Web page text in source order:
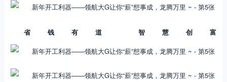
省钱有道 智慧创富